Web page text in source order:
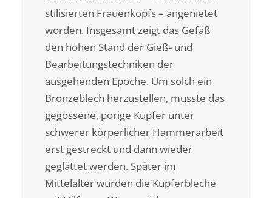
stilisierten Frauenkopfs – angenietet
worden. Insgesamt zeigt das Gefäß
den hohen Stand der Gieß- und
Bearbeitungstechniken der
ausgehenden Epoche. Um solch ein
Bronzeblech herzustellen, musste das
gegossene, porige Kupfer unter
schwerer körperlicher Hammerarbeit
erst gestreckt und dann wieder
geglättet werden. Später im
Mittelalter wurden die Kupferbleche